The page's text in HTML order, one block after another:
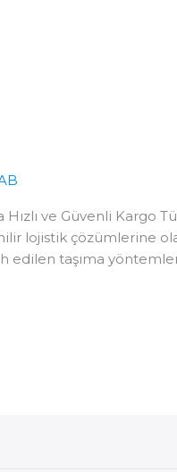
ve Güvenli Kargo
lojistik
edilen taşıma